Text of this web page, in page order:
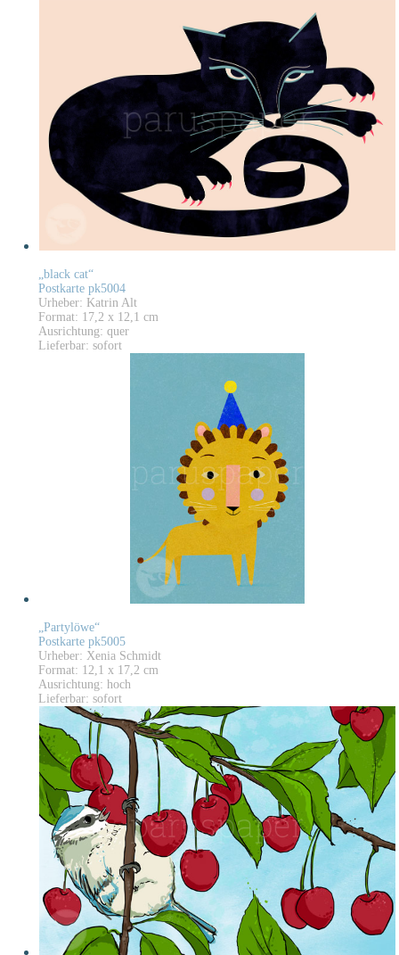
„black cat“
Postkarte pk5004
Urheber: Katrin Alt
Format: 17,2 x 12,1 cm
Ausrichtung: quer
Lieferbar: sofort
„Partylöwe“
Postkarte pk5005
Urheber: Xenia Schmidt
Format: 12,1 x 17,2 cm
Ausrichtung: hoch
Lieferbar: sofort